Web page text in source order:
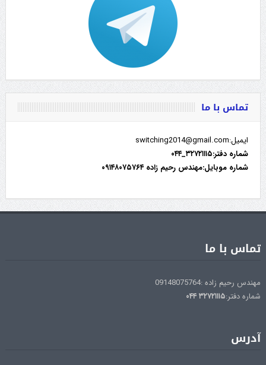
تماس با ما
ایمیل:switching2014@gmail.com
شماره دفتر:۳۲۷۲۱۱۱۵_۰۴۴
شماره موبایل:مهندس رحیم زاده ۰۹۱۴۸۰۷۵۷۶۴
تماس با ما
مهندس رحیم زاده :09148075764
شماره دفتر:۳۲۷۲۱۱۱۵۰۴۴
آدرس